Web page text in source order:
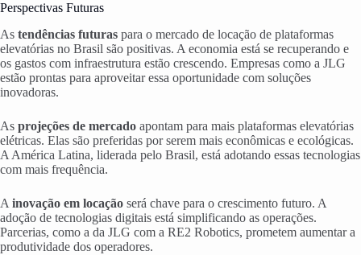
Perspectivas Futuras
As tendências futuras para o mercado de locação de plataformas
elevatórias no Brasil são positivas. A economia está se recuperando e
os gastos com infraestrutura estão crescendo. Empresas como a JLG
estão prontas para aproveitar essa oportunidade com soluções
inovadoras.
As projeções de mercado apontam para mais plataformas elevatórias
elétricas. Elas são preferidas por serem mais econômicas e ecológicas.
A América Latina, liderada pelo Brasil, está adotando essas tecnologias
com mais frequência.
A inovação em locação será chave para o crescimento futuro. A
adoção de tecnologias digitais está simplificando as operações.
Parcerias, como a da JLG com a RE2 Robotics, prometem aumentar a
produtividade dos operadores.